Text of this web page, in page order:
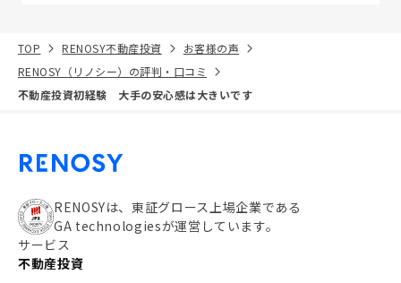
TOP RENOSY不動産投資
お客様の声
RENOSY（リノシー）の評判・口コミ
不動産投資初経験 大手の安心感は大きいです
RENOSYは、東証グロース上場企業である
GA technologiesが運営しています。
サービス
不動産投資